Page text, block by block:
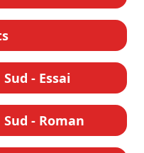
- Essai
- Roman